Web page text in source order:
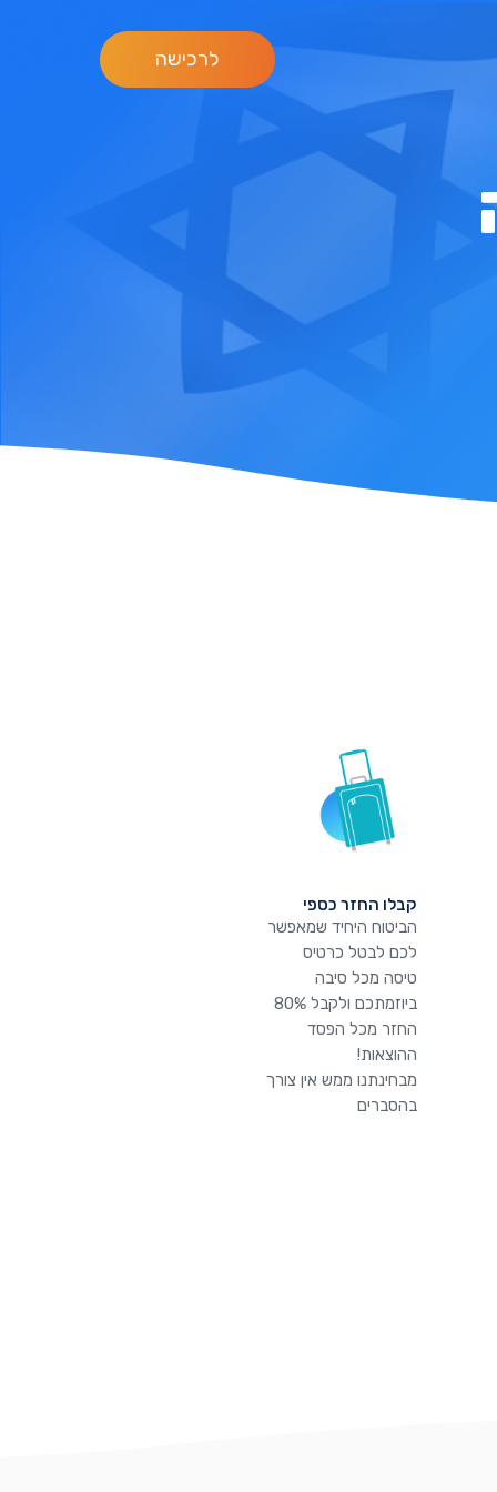
לרכישה
קבלו החזר כספי
הביטוח היחיד שמאפשר
לכם לבטל כרטיס
טיסה מכל סיבה
ביוזמתכם ולקבל 80%
החזר מכל הפסד
ההוצאות!
מבחינתנו ממש אין צורך
בהסברים